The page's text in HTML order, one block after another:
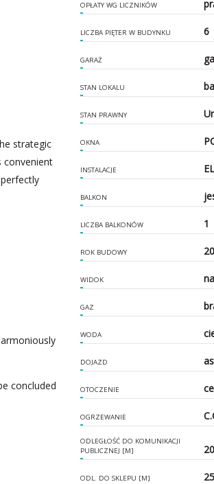
strategic
convenient
concluded
OPŁATY WG LICZNIKÓW
LICZBA PIĘTER W BUDYNKU 6
GARAŻ
STAN LOKALU
STAN PRAWNY
OKNA
INSTALACJE
BALKON
LICZBA BALKONÓW 1
ROK BUDOWY
WIDOK
GAZ
WODA
DOJAZD
OTOCZENIE
OGRZEWANIE
ODLEGŁOŚĆ DO KOMUNIKACJI
PUBLICZNEJ [M]
ODL. DO SKLEPU [M]